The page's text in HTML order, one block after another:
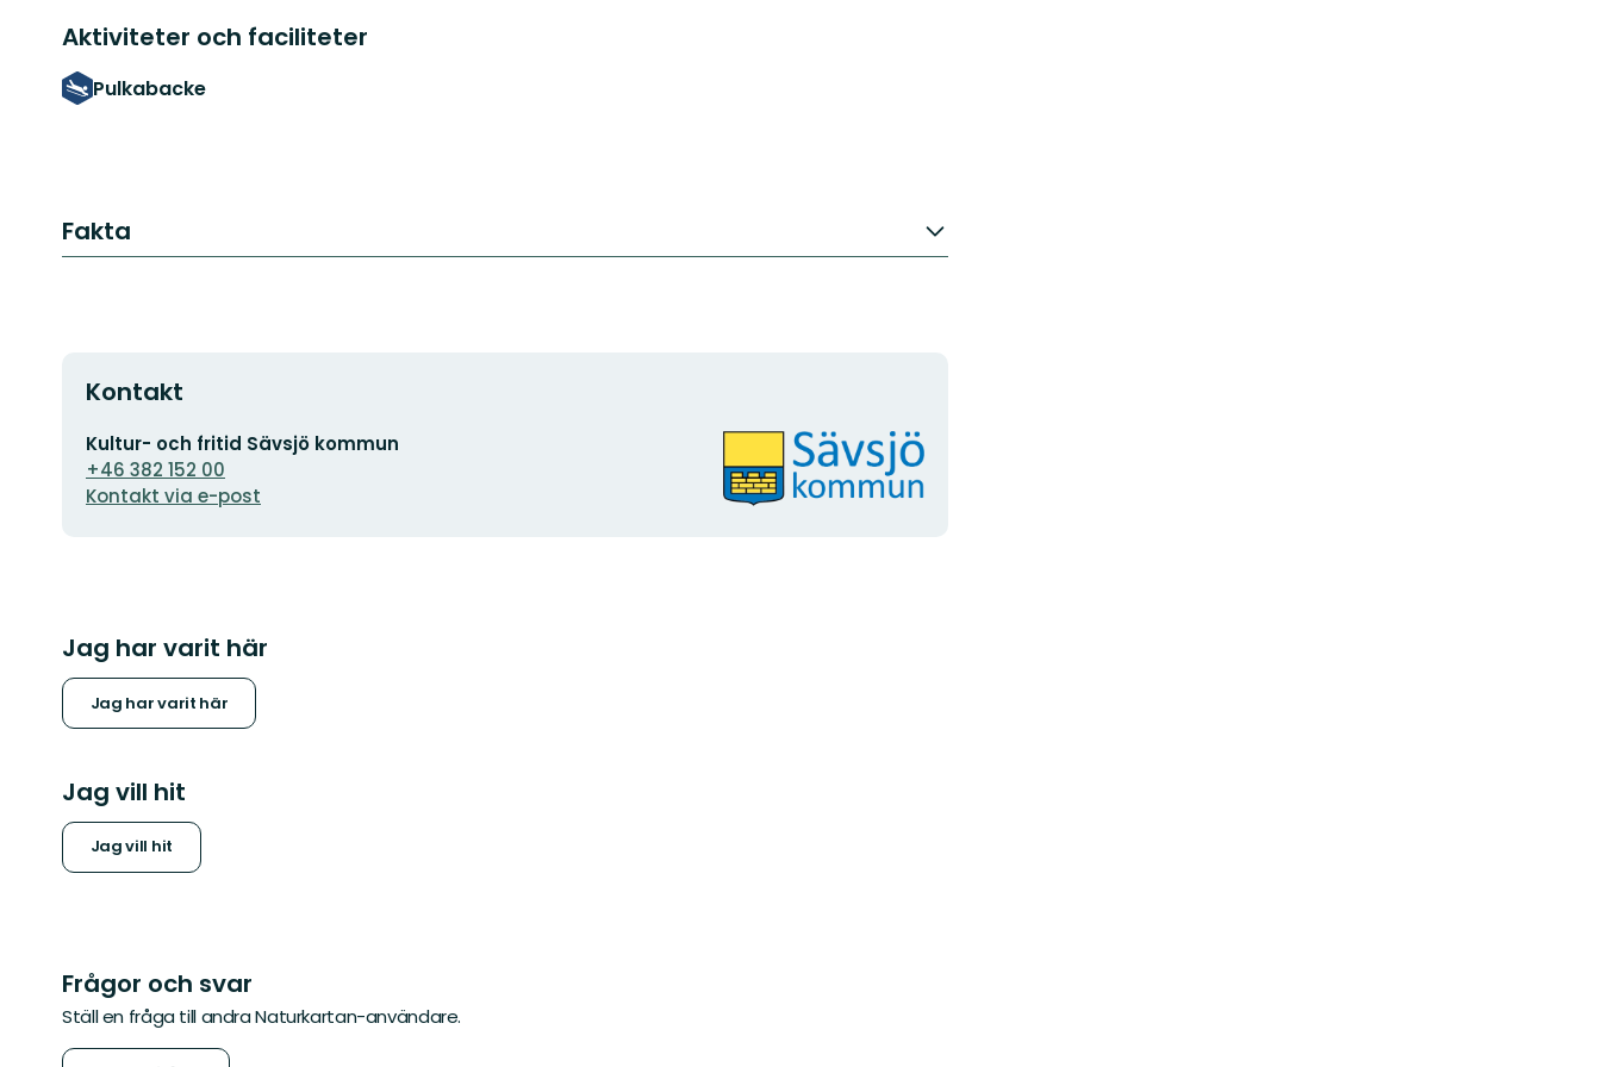
Aktiviteter och faciliteter
Pulkabacke
Fakta
Kontakt
E-
postadress
Kultur- och fritid Sävsjö kommun
+46 382 152 00
Kontakt via e-post
Organisationens
logotyp
Jag har varit här
Jag har varit här
Jag vill hit
Jag vill hit
Frågor och svar
Ställ en fråga till andra Naturkartan-användare.